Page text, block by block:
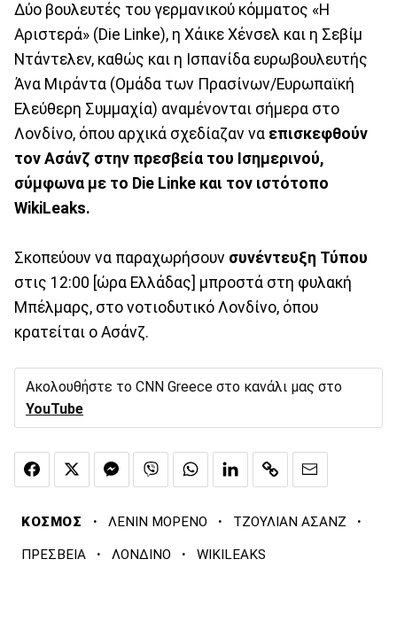
Δύο βουλευτές του γερμανικού κόμματος «Η
Αριστερά» (Die Linke), η Χάικε Χένσελ και η Σεβίμ
Ντάντελεν, καθώς και η Ισπανίδα ευρωβουλευτής
Άνα Μιράντα (Ομάδα των Πρασίνων/Ευρωπαϊκή
Ελεύθερη Συμμαχία) αναμένονται σήμερα στο
Λονδίνο, όπου αρχικά σχεδίαζαν να επισκεφθούν
τον Ασάνζ στην πρεσβεία του Ισημερινού,
σύμφωνα με το Die Linke και τον ιστότοπο
WikiLeaks.
Σκοπεύουν να παραχωρήσουν συνέντευξη Τύπου
στις 12:00 [ώρα Ελλάδας] μπροστά στη φυλακή
Μπέλμαρς, στο νοτιοδυτικό Λονδίνο, όπου
κρατείται ο Ασάνζ.
Ακολουθήστε το CNN Greece στο κανάλι μας στο
YouTube
ΚΟΣΜΟΣ · ΛΕΝΙΝ ΜΟΡΕΝΟ · ΤΖΟΥΛΙΑΝ ΑΣΑΝΖ ·
ΠΡΕΣΒΕΙΑ · ΛΟΝΔΙΝΟ · WIKILEAKS